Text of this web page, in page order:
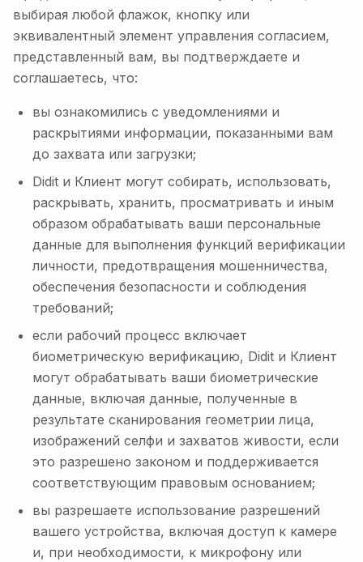
выбирая любой флажок, кнопку или
эквивалентный элемент управления согласием,
представленный вам, вы подтверждаете и
соглашаетесь, что:
вы ознакомились с уведомлениями и
раскрытиями информации, показанными вам
до захвата или загрузки;
Didit и Клиент могут собирать, использовать,
раскрывать, хранить, просматривать и иным
образом обрабатывать ваши персональные
данные для выполнения функций верификации
личности, предотвращения мошенничества,
обеспечения безопасности и соблюдения
требований;
если рабочий процесс включает
биометрическую верификацию, Didit и Клиент
могут обрабатывать ваши биометрические
данные, включая данные, полученные в
результате сканирования геометрии лица,
изображений селфи и захватов живости, если
это разрешено законом и поддерживается
соответствующим правовым основанием;
вы разрешаете использование разрешений
вашего устройства, включая доступ к камере
и, при необходимости, к микрофону или